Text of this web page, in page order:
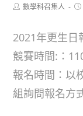
Post數學科召集人
2021年更生日
競賽時間:：
報名時間：以
組詢問報名方